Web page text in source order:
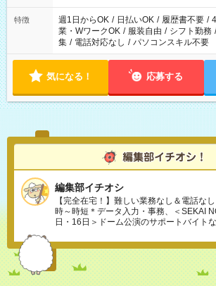
特徴 週1日からOK / 日払いOK / 履歴書不要 /
業・WワークOK / 服装自由 / シフト勤務 /
集 / 電話対応なし / パソコンスキル不要
気になる！ 応募する
編集部イチオシ
【完全在宅！】難しい業務なし＆電話な
時～時短＊データ入力・事務、＜SEKAI
日・16日＞ドーム公演のサポートバイト